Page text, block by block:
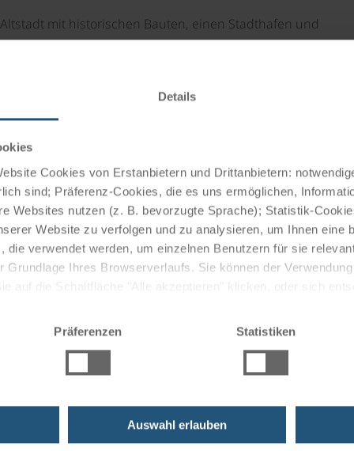
Details
Cookies von Erstanbietern und Drittanbietern:
sind; Präferenz-Cookies, die es uns ermöglichen,
Websites nutzen (z. B. bevorzugte Sprache); Statistik-
Website zu verfolgen und zu analysieren, um Ihnen eine
die verwendet werden, um einzelnen Benutzern für sie
Grundlage Ihres Browserverlaufs. Sie können der
Präferenzen Statistiken
Auswahl erlauben
mit historischen Bauten, einen Stadthafen und
über Sagen, Geschichten und
eigenen Freilichtbühne mit mehr als 1200 Sitzplätzen
an und auf der Müritz zieht jährlich mehr als
Kanurennen und ist einen Besuch wert.
bietet viele Top-Restaurants, wo für jeden